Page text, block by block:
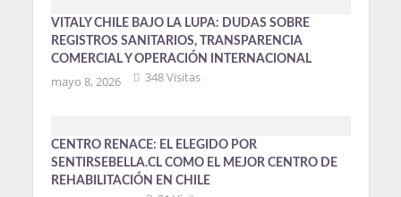
VITALY CHILE BAJO LA LUPA: DUDAS SOBRE
REGISTROS SANITARIOS, TRANSPARENCIA
COMERCIAL Y OPERACIÓN INTERNACIONAL
mayo 8, 2026 348 Visitas
CENTRO RENACE: EL ELEGIDO POR
SENTIRSEBELLA.CL COMO EL MEJOR CENTRO DE
REHABILITACIÓN EN CHILE